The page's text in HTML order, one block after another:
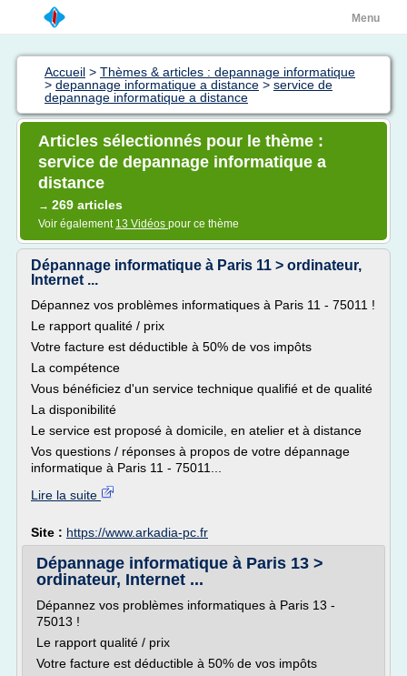
Menu
Accueil > Thèmes & articles : depannage informatique
> depannage informatique a distance > service de
depannage informatique a distance
Articles sélectionnés pour le thème :
service de depannage informatique a
distance
→ 269 articles
Voir également 13 Vidéos pour ce thème
Dépannage informatique à Paris 11 > ordinateur,
Internet ...
Dépannez vos problèmes informatiques à Paris 11 - 75011 !
Le rapport qualité / prix
Votre facture est déductible à 50% de vos impôts
La compétence
Vous bénéficiez d'un service technique qualifié et de qualité
La disponibilité
Le service est proposé à domicile, en atelier et à distance
Vos questions / réponses à propos de votre dépannage
informatique à Paris 11 - 75011...
Lire la suite
Site : https://www.arkadia-pc.fr
Dépannage informatique à Paris 13 >
ordinateur, Internet ...
Dépannez vos problèmes informatiques à Paris 13 -
75013 !
Le rapport qualité / prix
Votre facture est déductible à 50% de vos impôts